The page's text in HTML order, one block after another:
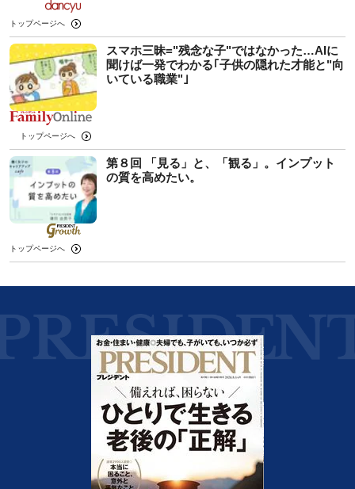
トップページへ
スマホ三昧="残念な子"ではなかった…AIに
聞けば一発でわかる｢子供の隠れた才能と"向
いている職業"｣
トップページへ
第８回 「見る」と、「観る」。インプット
の質を高めたい。
トップページへ